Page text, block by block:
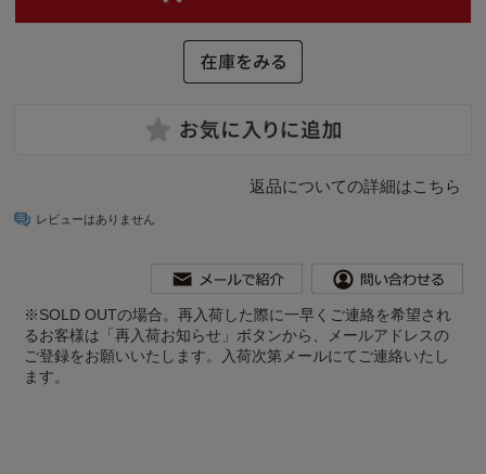
返品についての詳細はこちら
レビューはありません
※SOLD OUTの場合。再入荷した際に一早くご連絡を希望され
るお客様は「再入荷お知らせ」ボタンから、メールアドレスの
ご登録をお願いいたします。入荷次第メールにてご連絡いたし
ます。